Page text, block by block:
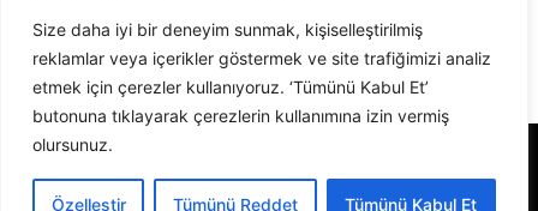
Size daha iyi bir deneyim sunmak, kişiselleştirilmiş
reklamlar veya içerikler göstermek ve site trafiğimizi analiz
etmek için çerezler kullanıyoruz. ‘Tümünü Kabul Et’
butonuna tıklayarak çerezlerin kullanımına izin vermiş
olursunuz.
Özelleştir Tümünü Reddet Tümünü Kabul Et
Alevi Gazetesi